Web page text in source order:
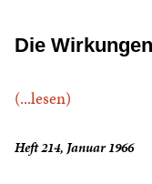
Die
(...lesen)
Heft 214, Januar 1966